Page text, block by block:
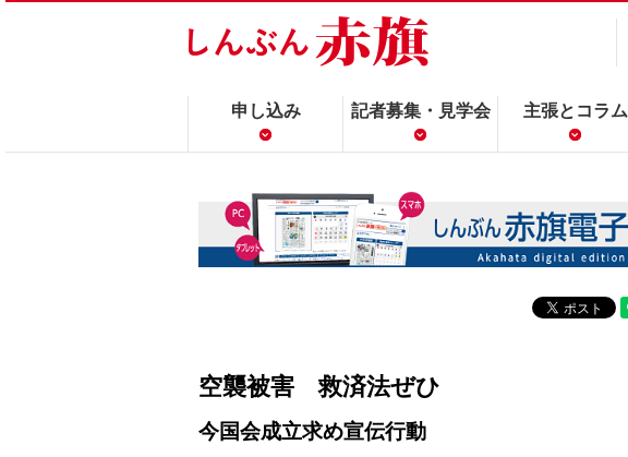
申し込み 記者募集・見学会 主張とコラム
空襲被害 救済法ぜひ
今国会成立求め宣伝行動